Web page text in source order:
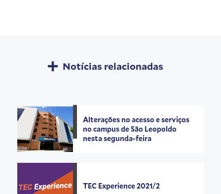
Notícias relacionadas
Alterações no acesso e serviços
no campus de São Leopoldo
nesta segunda-feira
TEC Experience 2021/2